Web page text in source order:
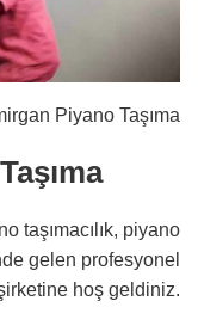
Piyano Taşıma
taşımacılık, piyano
gelen profesyonel
hoş geldiniz.